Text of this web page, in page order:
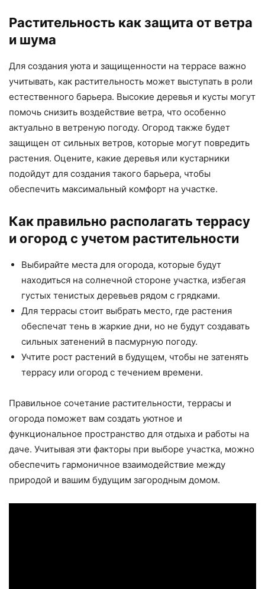
Растительность как защита от ветра
и шума
Для создания уюта и защищенности на террасе важно
учитывать, как растительность может выступать в роли
естественного барьера. Высокие деревья и кусты могут
помочь снизить воздействие ветра, что особенно
актуально в ветреную погоду. Огород также будет
защищен от сильных ветров, которые могут повредить
растения. Оцените, какие деревья или кустарники
подойдут для создания такого барьера, чтобы
обеспечить максимальный комфорт на участке.
Как правильно располагать террасу
и огород с учетом растительности
Выбирайте места для огорода, которые будут
находиться на солнечной стороне участка, избегая
густых тенистых деревьев рядом с грядками.
Для террасы стоит выбрать место, где растения
обеспечат тень в жаркие дни, но не будут создавать
сильных затенений в пасмурную погоду.
Учтите рост растений в будущем, чтобы не затенять
террасу или огород с течением времени.
Правильное сочетание растительности, террасы и
огорода поможет вам создать уютное и
функциональное пространство для отдыха и работы на
даче. Учитывая эти факторы при выборе участка, можно
обеспечить гармоничное взаимодействие между
природой и вашим будущим загородным домом.